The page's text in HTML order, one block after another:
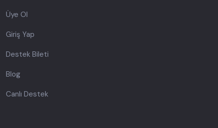
Üye Ol
Giriş Yap
Destek Bileti
Blog
Canlı Destek